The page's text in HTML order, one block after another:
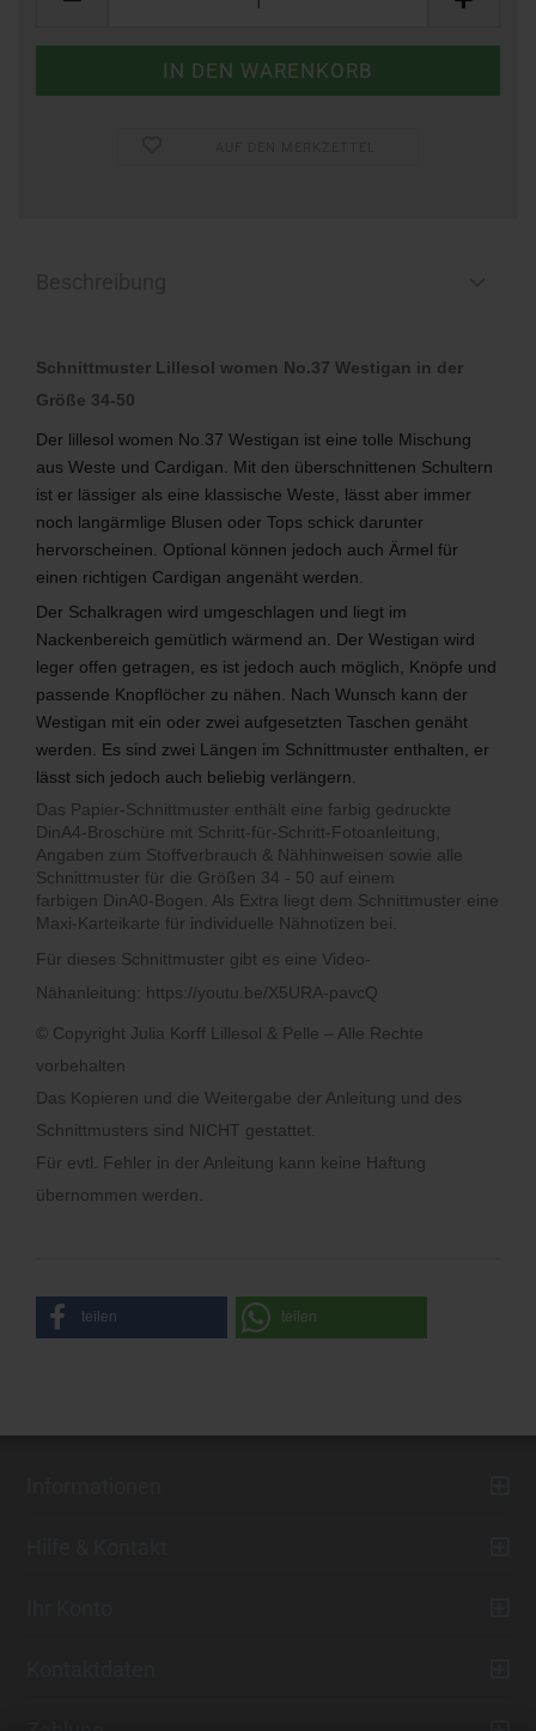
Schnittmuster Lillesol women No.37 Westigan in der
Größe 34-50
Der lillesol women No.37 Westigan ist eine tolle Mischung
aus Weste und Cardigan. Mit den überschnittenen Schultern
ist er lässiger als eine klassische Weste, lässt aber immer
noch langärmlige Blusen oder Tops schick darunter
hervorscheinen. Optional können jedoch auch Ärmel für
einen richtigen Cardigan angenäht werden.
Der Schalkragen wird umgeschlagen und liegt im
Nackenbereich gemütlich wärmend an. Der Westigan wird
leger offen getragen, es ist jedoch auch möglich, Knöpfe und
passende Knopflöcher zu nähen. Nach Wunsch kann der
Westigan mit ein oder zwei aufgesetzten Taschen genäht
werden. Es sind zwei Längen im Schnittmuster enthalten, er
lässt sich jedoch auch beliebig verlängern.
Das Papier-Schnittmuster enthält eine farbig gedruckte
DinA4-Broschüre mit Schritt-für-Schritt-Fotoanleitung,
Angaben zum Stoffverbrauch & Nähhinweisen sowie alle
Schnittmuster für die Größen 34 - 50 auf einem
farbigen DinA0-Bogen. Als Extra liegt dem Schnittmuster eine
Maxi-Karteikarte für individuelle Nähnotizen bei.
Für dieses Schnittmuster gibt es eine Video-
Nähanleitung: https://youtu.be/X5URA-pavcQ
© Copyright Julia Korff Lillesol & Pelle – Alle Rechte
vorbehalten
Das Kopieren und die Weitergabe der Anleitung und des
Schnittmusters sind NICHT gestattet.
Für evtl. Fehler in der Anleitung kann keine Haftung
übernommen werden.
teilen teilen